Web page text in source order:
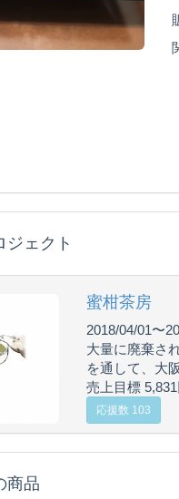
ジェクト
蜜柑茶房
2018/04/01〜
大量に廃棄さ
を通して、大
売上目標 5,831
応援数 103
商品